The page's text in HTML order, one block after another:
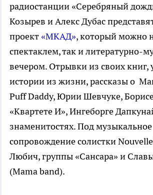
радиостанции «Серебряный
Козырев и Алекс Дубас
проект «МКАД», который можно
спектаклем, так и литературно-
вечером. Отрывки из своих книг,
истории из жизни, рассказы о
Puff Daddy, Юрии Шевчуке,
«Квартете И», Ингеборге
знаменитостях. Под музыкальное
сопровождение солистки
Любич, группы «Сансара» и
(Mama band).